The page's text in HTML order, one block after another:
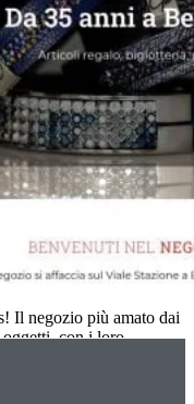
Il negozio più amato dai
con i loro